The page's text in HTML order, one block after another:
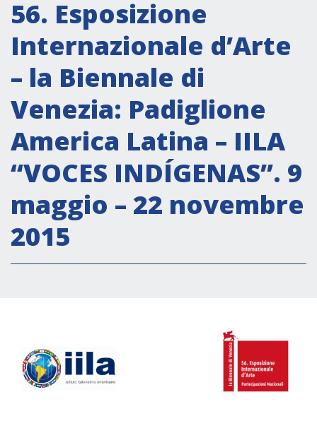
Segreteria Culturale
Segreteria Socio-economica
Segreteria Tecnico scientifica
Forum PMI
Conferenze Italia-America Latina e Caraibi
Rete per la promozione dell’uguaglianza di
genere
Borse di Studio
Partnership
Empowerment socio- economico
Giustizia e Sicurezza
EUROsociAL
56. Esposizione
Internazionale d’Arte
– la Biennale di
Venezia: Padiglione
America Latina – IILA
“VOCES INDÍGENAS”. 9
maggio – 22 novembre
2015